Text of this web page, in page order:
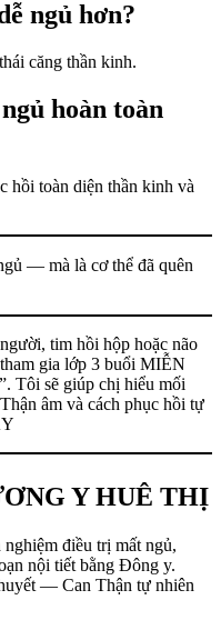
ngủ hơn?
căng thần kinh.
hoàn toàn
hồi toàn diện thần kinh và
— mà là cơ thể đã quên
tim hồi hộp hoặc não
gia lớp 3 buổi MIỄN
Tôi sẽ giúp chị hiểu mối
âm và cách phục hồi tự
Y HUÊ THỊ
điều trị mất ngủ,
nội tiết bằng Đông y.
— Can Thận tự nhiên